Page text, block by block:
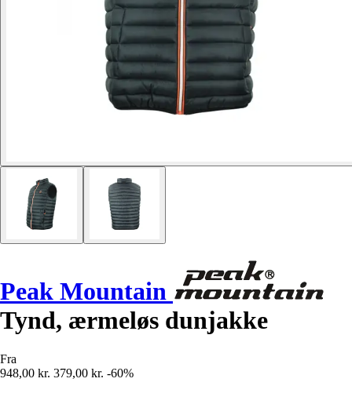
Peak Mountain
Tynd, ærmeløs dunjakke
Fra
948,00 kr. 379,00 kr. -60%